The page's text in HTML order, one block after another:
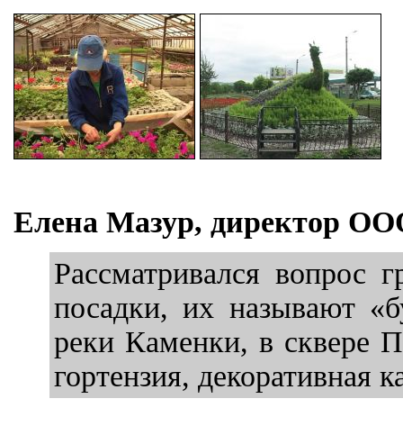
Елена Мазур, директор
Рассматривался вопрос
посадки, их называют
реки Каменки, в сквере
гортензия, декоративная